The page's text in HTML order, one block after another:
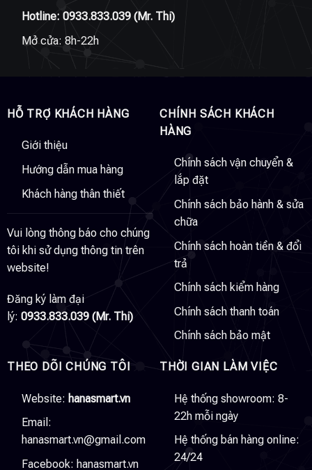
Hotline: 0933.833.039(Mr. Thi)
Mở cửa: 8h-22h
HỖ TRỢ KHÁCH HÀNG
Giới thiệu
Hướng dẫn mua hàng
Khách hàng thân thiết
Vui lòng thông báo cho chúng
tôi khi sử dụng thông tin trên
website!
Đăng ký làm đại
lý: 0933.833.039 (Mr. Thi)
CHÍNH SÁCH KHÁCH
HÀNG
Chính sách vận chuyển &
lắp đặt
Chính sách bảo hành & sửa
chữa
Chính sách hoàn tiền & đổi
trả
Chính sách kiểm hàng
Chính sách thanh toán
Chính sách bảo mật
THEO DÕI CHÚNG TÔI
Website: hanasmart.vn
Email:
hanasmart.vn@gmail.com
Facebook: hanasmart.vn
THỜI GIAN LÀM VIỆC
Hệ thống showroom: 8-
22h mỗi ngày
Hệ thống bán hàng online:
24/24